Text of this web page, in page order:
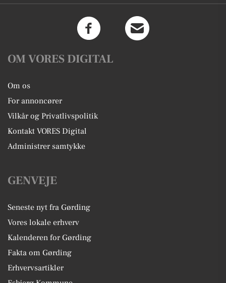
OM VORES DIGITAL
Om os
For annoncører
Vilkår og Privatlivspolitik
Kontakt VORES Digital
Administrer samtykke
GENVEJE
Seneste nyt fra Gørding
Vores lokale erhverv
Kalenderen for Gørding
Fakta om Gørding
Erhvervsartikler